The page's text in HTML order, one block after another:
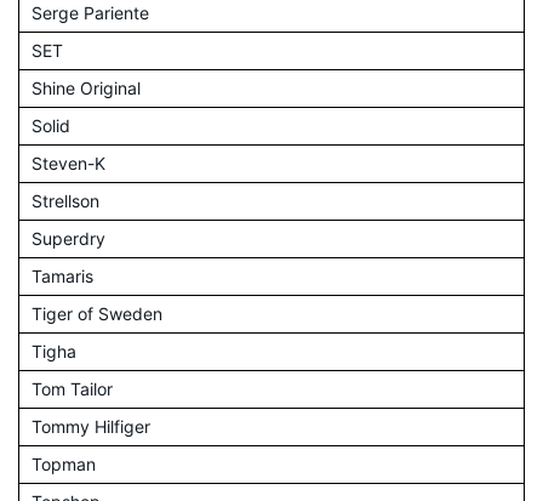
Serge Pariente
SET
Shine Original
Solid
Steven-K
Strellson
Superdry
Tamaris
Tiger of Sweden
Tigha
Tom Tailor
Tommy Hilfiger
Topman